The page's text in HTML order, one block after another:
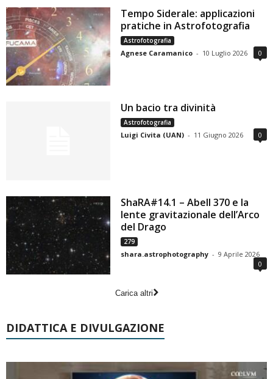
Tempo Siderale: applicazioni
pratiche in Astrofotografia
Astrofotografia
Agnese Caramanico - 10 Luglio 2026 0
Un bacio tra divinità
Astrofotografia
Luigi Civita (UAN) - 11 Giugno 2026 0
ShaRA#14.1 – Abell 370 e la
lente gravitazionale dell’Arco
del Drago
279
shara.astrophotography - 9 Aprile 2026
0
Carica altri
DIDATTICA E DIVULGAZIONE